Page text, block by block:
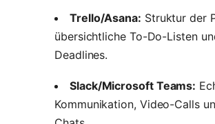
Trello/Asana: Struktur der
übersichtliche To-Do-Listen
Deadlines.
Slack/Microsoft Teams:
Kommunikation, Video-Calls